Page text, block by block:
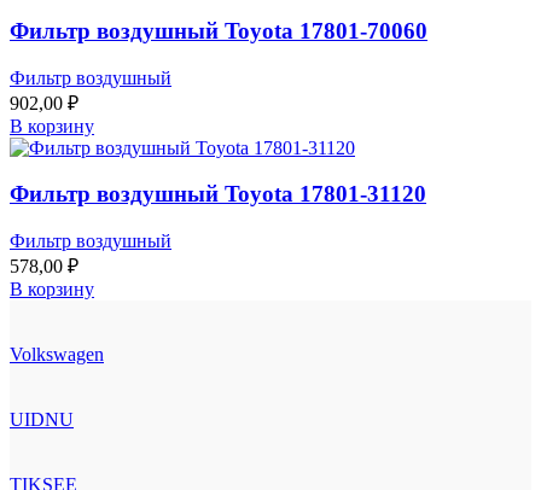
Фильтр воздушный Toyota 17801-70060
Фильтр воздушный
902,00 ₽
В корзину
Фильтр воздушный Toyota 17801-31120
Фильтр воздушный
578,00 ₽
В корзину
Volkswagen
UIDNU
TIKSEE